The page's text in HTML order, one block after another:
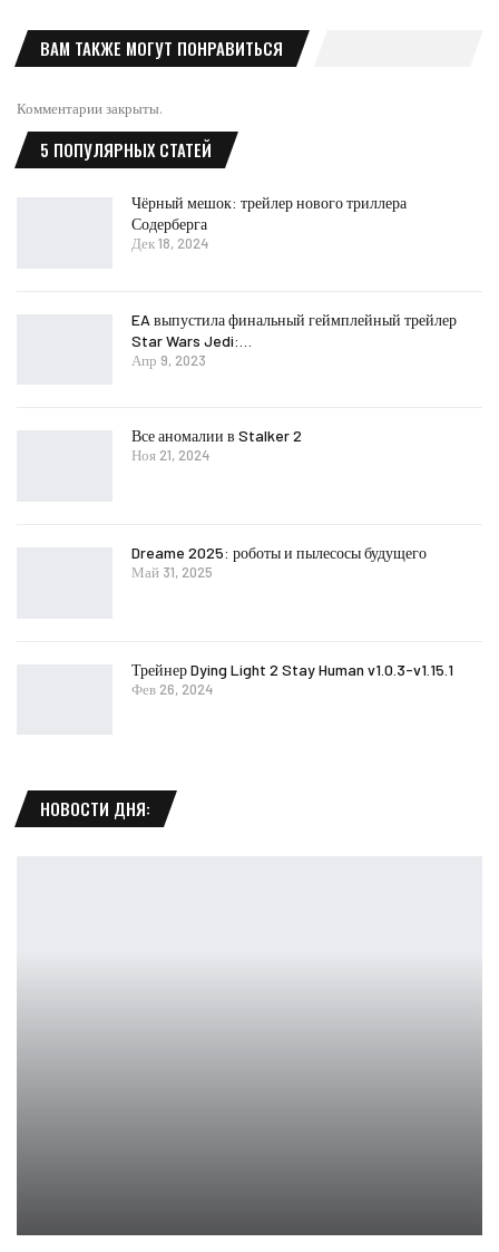
ВАМ ТАКЖЕ МОГУТ ПОНРАВИТЬСЯ
Комментарии закрыты.
5 ПОПУЛЯРНЫХ СТАТЕЙ
Чёрный мешок: трейлер нового триллера
Содерберга
Дек 18, 2024
EA выпустила финальный геймплейный трейлер
Star Wars Jedi:…
Апр 9, 2023
Все аномалии в Stalker 2
Ноя 21, 2024
Dreame 2025: роботы и пылесосы будущего
Май 31, 2025
Трейнер Dying Light 2 Stay Human v1.0.3-v1.15.1
Фев 26, 2024
НОВОСТИ ДНЯ: